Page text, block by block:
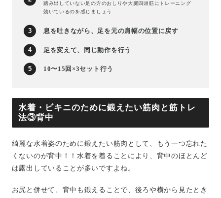
踏み出していない足の方のおしりや大腿四頭筋にトレーニング
効いているのを感じましょう
息を吐きながら、足を元の肩幅の位置に戻す
足を変えて、同じ動作を行う
10〜15回×3セット行う
水着・ビキニのために鍛えたい筋肉と筋トレ
法③背中
綺麗な水着姿のために鍛えたい筋肉として、もう一つ忘れた
くないのが背中！！水着を着ることにより、背中のほとんど
は露出していることが多いですよね。
お尻と併せて、背中も鍛えることで、後ろや横から見たとき